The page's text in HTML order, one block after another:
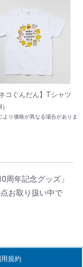
ネコぐんだん】Tシャツ
より価格が異なる場合がありま
周年記念グッズ」
お取り扱い中で
規約